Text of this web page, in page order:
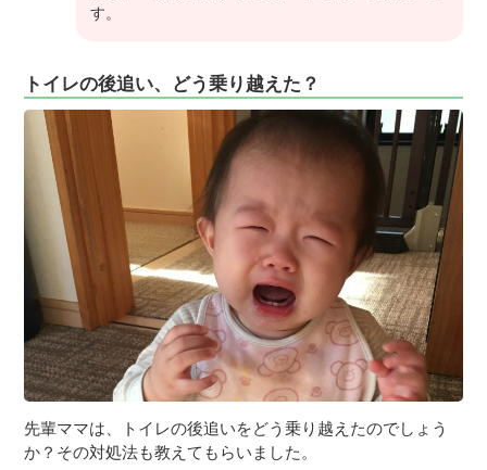
す。
トイレの後追い、どう乗り越えた？
先輩ママは、トイレの後追いをどう乗り越えたのでしょう
か？その対処法も教えてもらいました。